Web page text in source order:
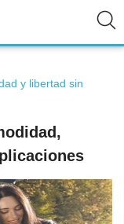
y libertad sin